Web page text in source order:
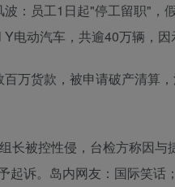
：员工1日起"停工留职"，
电动汽车，共逾40万辆，因
万货款，被申请破产清算
长被控性侵，台检方称因
起诉。岛内网友：国际笑话；